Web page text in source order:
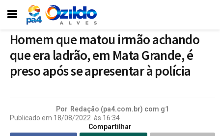
Homem que matou irmão achando
que era ladrão, em Mata Grande, é
preso após se apresentar à polícia
Por Redação (pa4.com.br) com g1
Publicado em 18/08/2022 às 16:34
Compartilhar